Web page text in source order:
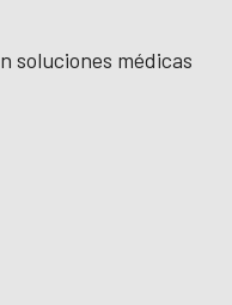
soluciones médicas